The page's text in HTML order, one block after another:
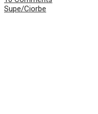
Supe/Ciorbe